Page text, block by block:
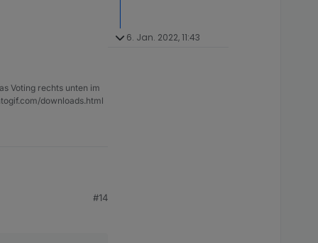
Voting rechts unten im
downloads.html
#14
6. Jan. 2022, 11:43